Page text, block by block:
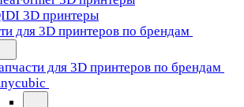
3D принтеры
для 3D принтеров по брендам
для 3D принтеров по брендам